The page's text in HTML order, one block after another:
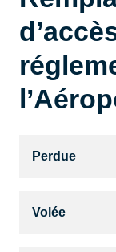
Perdue
Volée